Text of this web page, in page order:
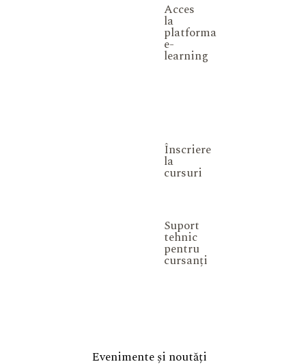
Acces
la
platforma
e-
learning
Înscriere
la
cursuri
Suport
tehnic
pentru
cursanți
Evenimente și noutăți